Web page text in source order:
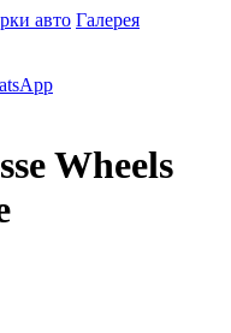
авто Галерея
Wheels